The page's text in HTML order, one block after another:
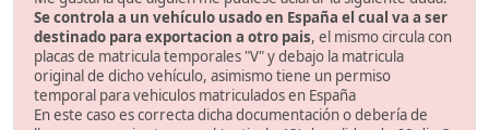
Se controla a un vehículo usado en España el cual va a ser
destinado para exportacion a otro pais, el mismo circula con
placas de matricula temporales "V" y debajo la matricula
original de dicho vehículo, asimismo tiene un permiso
temporal para vehiculos matriculados en España
En este caso es correcta dicha documentación o debería de